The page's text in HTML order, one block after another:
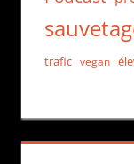
trafic vegan